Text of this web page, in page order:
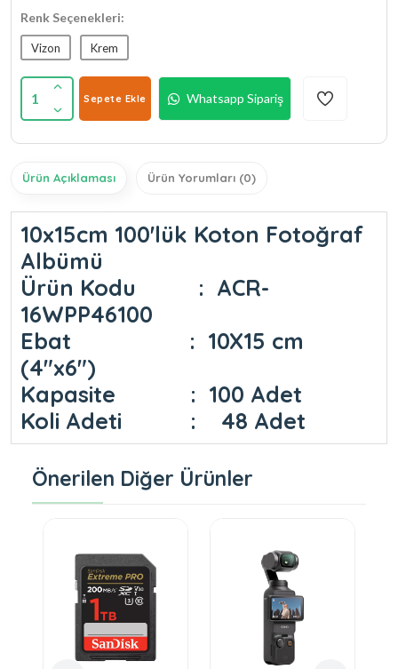
Renk Seçenekleri:
Vizon Krem
1 Sepete Ekle Whatsapp Sipariş
Ürün Açıklaması Ürün Yorumları (0)
10x15cm 100'lük Koton Fotoğraf
Albümü
Ürün Kodu : ACR-
16WPP46100
Ebat : 10X15 cm
(4″x6″)
Kapasite : 100 Adet
Koli Adeti : 48 Adet
Önerilen Diğer Ürünler